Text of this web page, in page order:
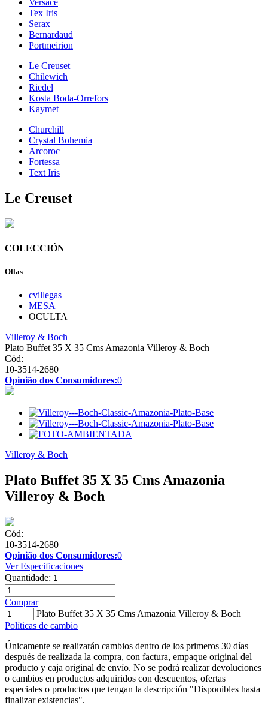
Tex Iris
Serax
Bernardaud
Portmeirion
Le Creuset
Chilewich
Riedel
Kosta Boda-Orrefors
Kaymet
Churchill
Crystal Bohemia
Arcoroc
Fortessa
Text Iris
Le Creuset
COLECCIÓN
Ollas
cvillegas
MESA
OCULTA
Villeroy & Boch
Plato Buffet 35 X 35 Cms Amazonia Villeroy & Boch
Cód:
10-3514-2680
Opinião dos Consumidores:0
Villeroy & Boch
Plato Buffet 35 X 35 Cms Amazonia
Villeroy & Boch
Cód:
10-3514-2680
Opinião dos Consumidores:0
Ver Especificaciones
Quantidade:
Comprar
Plato Buffet 35 X 35 Cms Amazonia Villeroy & Boch
Políticas de cambio
Únicamente se realizarán cambios dentro de los primeros 30 días
después de realizada la compra, con factura, empaque original del
producto y caja original de envío. No se podrá realizar devoluciones
o cambios en productos adquiridos con descuentos, ofertas
especiales o productos que tengan la descripción "Disponibles hasta
finalizar existencias".